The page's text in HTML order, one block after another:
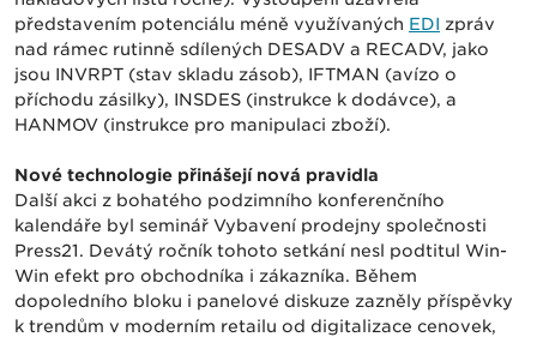
představením potenciálu méně využívaných EDI zpráv
nad rámec rutinně sdílených DESADV a RECADV, jako
jsou INVRPT (stav skladu zásob), IFTMAN (avízo o
příchodu zásilky), INSDES (instrukce k dodávce), a
HANMOV (instrukce pro manipulaci zboží).
Nové technologie přinášejí nová pravidla
Další akci z bohatého podzimního konferenčního
kalendáře byl seminář Vybavení prodejny společnosti
Press21. Devátý ročník tohoto setkání nesl podtitul Win-
Win efekt pro obchodníka i zákazníka. Během
dopoledního bloku i panelové diskuze zazněly příspěvky
k trendům v moderním retailu od digitalizace cenovek,